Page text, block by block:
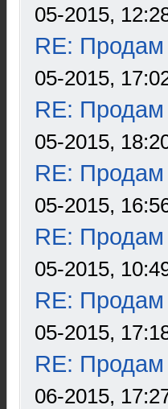
05-2015,
RE: Продам
05-2015,
RE: Продам
05-2015,
RE: Продам
05-2015,
RE: Продам
05-2015,
RE: Продам
05-2015,
RE: Продам
06-2015,